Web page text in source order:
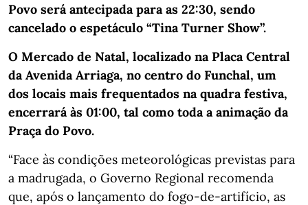
Povo será antecipada para as 22:30, sendo
cancelado o espetáculo “Tina Turner Show”.
O Mercado de Natal, localizado na Placa Central
da Avenida Arriaga, no centro do Funchal, um
dos locais mais frequentados na quadra festiva,
encerrará às 01:00, tal como toda a animação da
Praça do Povo.
“Face às condições meteorológicas previstas para
a madrugada, o Governo Regional recomenda
que, após o lançamento do fogo-de-artifício, as